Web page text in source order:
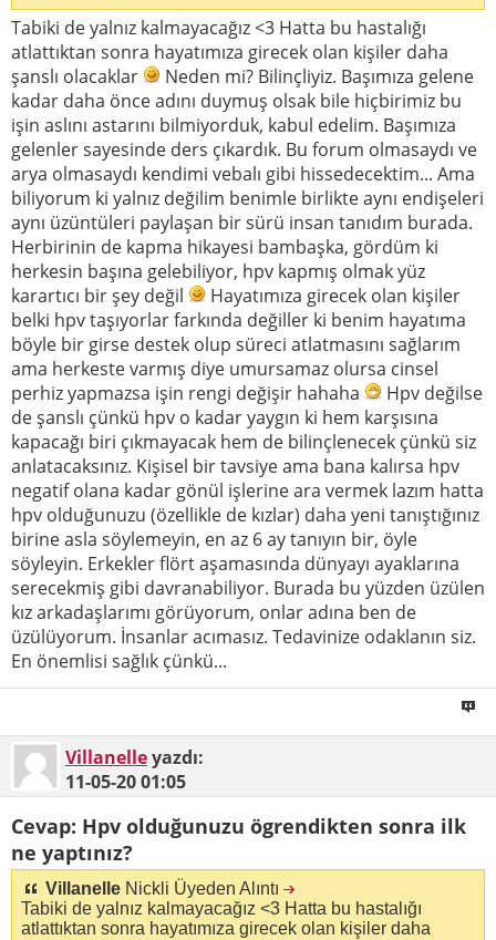
Tabiki de yalnız kalmayacağız <3 Hatta bu hastalığı
atlattıktan sonra hayatımıza girecek olan kişiler daha
şanslı olacaklar
Neden mi? Bilinçliyiz. Başımıza gelene
kadar daha önce adını duymuş olsak bile hiçbirimiz bu
işin aslını astarını bilmiyorduk, kabul edelim. Başımıza
gelenler sayesinde ders çıkardık. Bu forum olmasaydı ve
arya olmasaydı kendimi vebalı gibi hissedecektim... Ama
biliyorum ki yalnız değilim benimle birlikte aynı endişeleri
aynı üzüntüleri paylaşan bir sürü insan tanıdım burada.
Herbirinin de kapma hikayesi bambaşka, gördüm ki
herkesin başına gelebiliyor, hpv kapmış olmak yüz
karartıcı bir şey değil
Hayatımıza girecek olan kişiler
belki hpv taşıyorlar farkında değiller ki benim hayatıma
böyle bir girse destek olup süreci atlatmasını sağlarım
ama herkeste varmış diye umursamaz olursa cinsel
perhiz yapmazsa işin rengi değişir hahaha
Hpv değilse
de şanslı çünkü hpv o kadar yaygın ki hem karşısına
kapacağı biri çıkmayacak hem de bilinçlenecek çünkü siz
anlatacaksınız. Kişisel bir tavsiye ama bana kalırsa hpv
negatif olana kadar gönül işlerine ara vermek lazım hatta
hpv olduğunuzu (özellikle de kızlar) daha yeni tanıştığınız
birine asla söylemeyin, en az 6 ay tanıyın bir, öyle
söyleyin. Erkekler flört aşamasında dünyayı ayaklarına
serecekmiş gibi davranabiliyor. Burada bu yüzden üzülen
kız arkadaşlarımı görüyorum, onlar adına ben de
üzülüyorum. İnsanlar acımasız. Tedavinize odaklanın siz.
En önemlisi sağlık çünkü...
Villanelleyazdı:
11-05-2001:05
Cevap: Hpv olduğunuzu ögrendikten sonra ilk
ne yaptınız?
Villanelle Nickli Üyeden Alıntı
Tabiki de yalnız kalmayacağız <3 Hatta bu hastalığı
atlattıktan sonra hayatımıza girecek olan kişiler daha